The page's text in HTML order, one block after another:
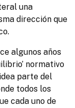
una
dirección que
algunos años
normativo
parte del
todos los
cada uno de